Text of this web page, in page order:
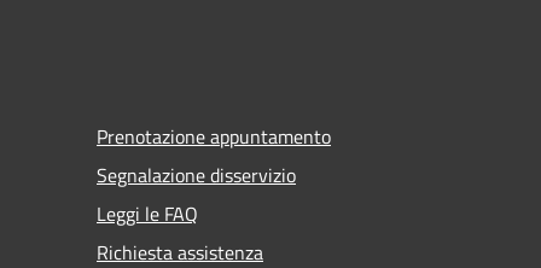
Prenotazione appuntamento
Segnalazione disservizio
Leggi le FAQ
Richiesta assistenza